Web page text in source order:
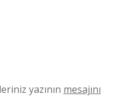
yazının mesajını